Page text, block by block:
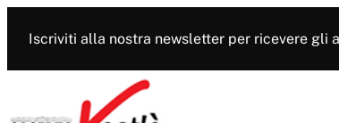
contenuto
Iscriviti alla nostra newsletter per ricevere gli